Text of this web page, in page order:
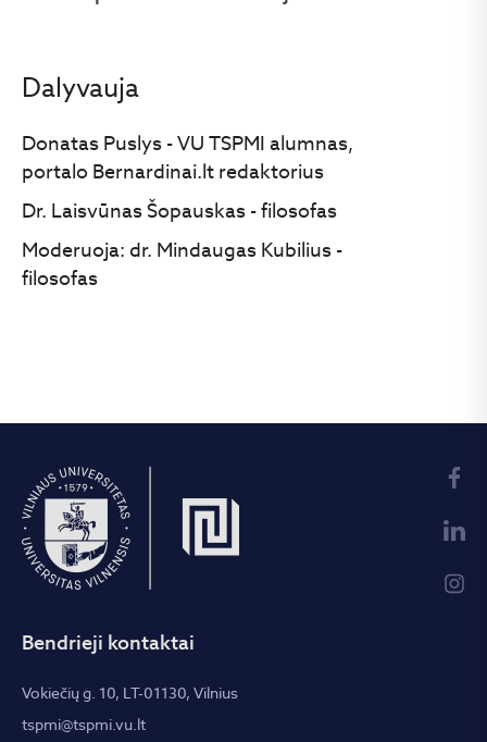
Dalyvauja
Donatas Puslys - VU TSPMI alumnas,
portalo Bernardinai.lt redaktorius
Dr. Laisvūnas Šopauskas - filosofas
Moderuoja: dr. Mindaugas Kubilius -
filosofas
Bendrieji kontaktai
Vokiečių g. 10, LT-01130, Vilnius
tspmi@tspmi.vu.lt